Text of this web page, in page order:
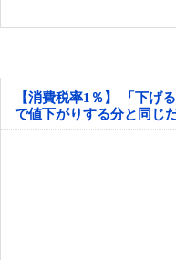
【消費税率1％】 「下げ
で値下がりする分と同じ
えない店も